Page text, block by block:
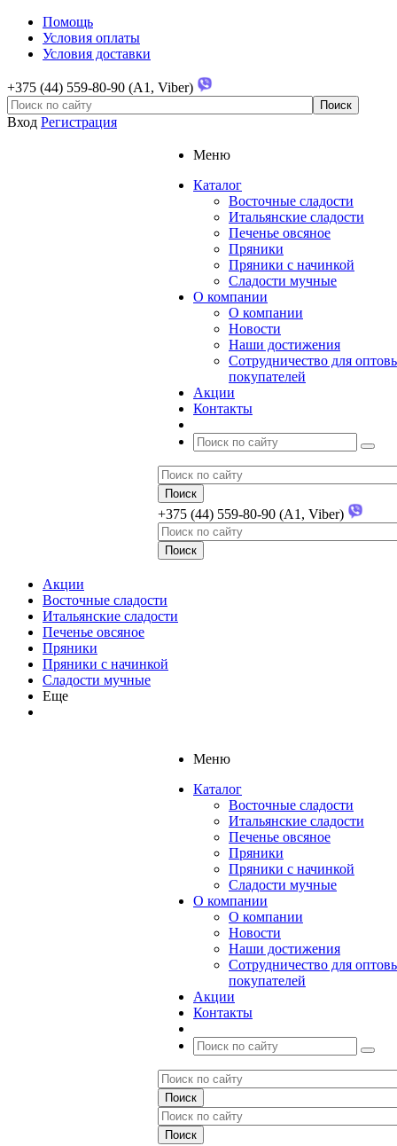
Помощь
Условия оплаты
Условия доставки
+375 (44) 559-80-90 (A1, Viber)
Вход Регистрация
Меню
Каталог
Восточные сладости
Итальянские сладости
Печенье овсяное
Пряники
Пряники с начинкой
Сладости мучные
О компании
О компании
Новости
Наши достижения
Сотрудничество для
покупателей
Акции
Контакты
+375 (44) 559-80-90 (A1, Viber)
Акции
Восточные сладости
Итальянские сладости
Печенье овсяное
Пряники
Пряники с начинкой
Сладости мучные
Еще
Меню
Каталог
Восточные сладости
Итальянские сладости
Печенье овсяное
Пряники
Пряники с начинкой
Сладости мучные
О компании
О компании
Новости
Наши достижения
Сотрудничество для
покупателей
Акции
Контакты